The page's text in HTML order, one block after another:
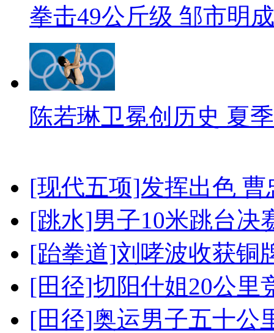
拳击49公斤级 邹市明
陈若琳卫冕创历史 夏
[现代五项]发挥出色
[跳水]男子10米跳台决
[跆拳道]刘哮波收获铜
[田径]切阳什姐20公里
[田径]奥运男子五十公